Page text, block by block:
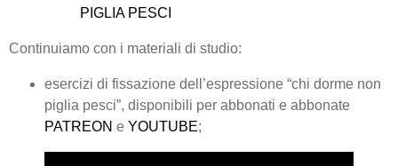
PIGLIA PESCI
Continuiamo con i materiali di studio:
esercizi di fissazione dell’espressione “chi dorme non
piglia pesci”, disponibili per abbonati e abbonate
PATREON e YOUTUBE;